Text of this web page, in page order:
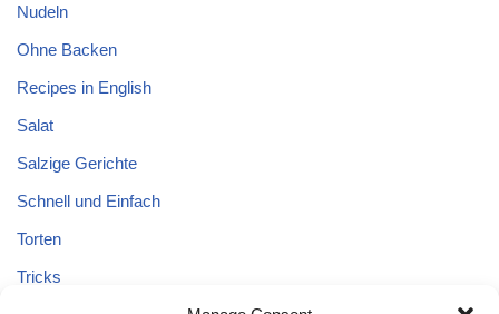
Nudeln
Ohne Backen
Recipes in English
Salat
Salzige Gerichte
Schnell und Einfach
Torten
Tricks